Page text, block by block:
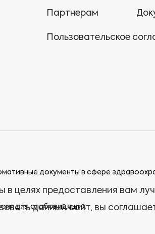
Партнерам
Пользовательское
документы в сфере
для слабовидящих
целях предоставления вам
данный сайт, вы